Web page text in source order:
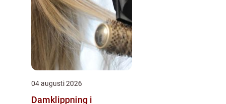
04 augusti 2026
Damklippning i